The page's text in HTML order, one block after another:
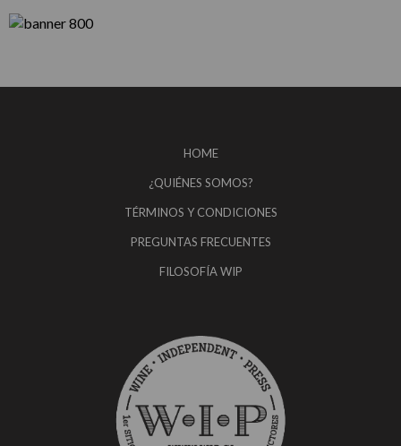
HOME
¿QUIÉNES SOMOS?
TÉRMINOS Y CONDICIONES
PREGUNTAS FRECUENTES
FILOSOFÍA WIP